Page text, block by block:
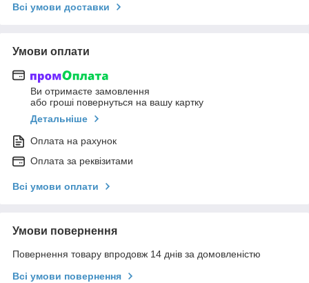
Всі умови доставки
Умови оплати
Ви отримаєте замовлення
або гроші повернуться на вашу картку
Детальніше
Оплата на рахунок
Оплата за реквізитами
Всі умови оплати
Умови повернення
Повернення товару впродовж 14 днів за домовленістю
Всі умови повернення